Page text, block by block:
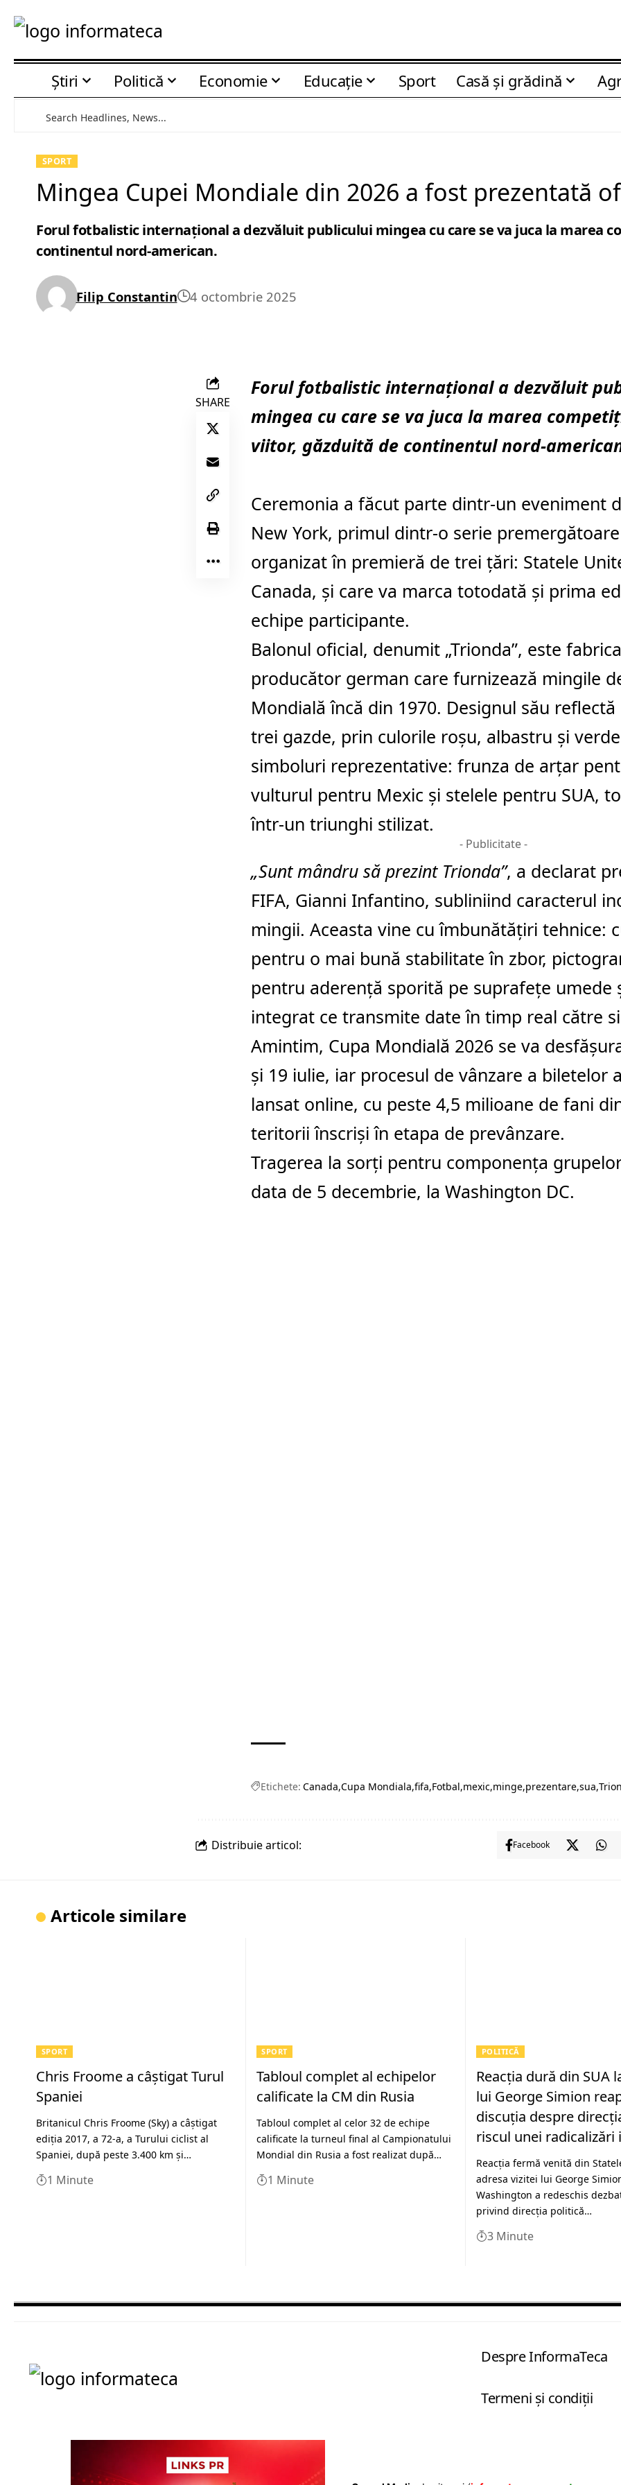
Știri Politică Economie Educaţie Sport Casă şi grădină
SPORT
Mingea Cupei Mondiale din 2026 a fost prezentată
Forul fotbalistic internațional a dezvăluit publicului mingea cu care se va juca la marea
continentul nord-american.
Filip Constantin 4 octombrie 2025
SHARE
Forul fotbalistic internațional a dezvăluit
mingea cu care se va juca la marea
viitor, găzduită de continentul nord-
Ceremonia a făcut parte dintr-un eveniment
New York, primul dintr-o serie
organizat în premieră de trei țări: Statele
Canada, și care va marca totodată și prima
echipe participante.
Balonul oficial, denumit „Trionda”, este
producător german care furnizează mingile
Mondială încă din 1970. Designul său
trei gazde, prin culorile roșu, albastru și
simboluri reprezentative: frunza de arțar
vulturul pentru Mexic și stelele pentru SUA,
într-un triunghi stilizat.
- Publicitate -
„Sunt mândru să prezint Trionda”, a declarat
FIFA, Gianni Infantino, subliniind caracterul
mingii. Aceasta vine cu îmbunătățiri tehnice:
pentru o mai bună stabilitate în zbor,
pentru aderență sporită pe suprafețe umede
integrat ce transmite date în timp real către
Amintim, Cupa Mondială 2026 se va
și 19 iulie, iar procesul de vânzare a biletelor
lansat online, cu peste 4,5 milioane de fani
teritorii înscriși în etapa de prevânzare.
Tragerea la sorți pentru componența
data de 5 decembrie, la Washington DC.
Etichete: Canada Cupa Mondiala fifa Fotbal mexic minge prezentare sua
Distribuie articol: Facebook
Articole similare
SPORT
Chris Froome a câștigat Turul
Spaniei
Britanicul Chris Froome (Sky) a câștigat
ediția 2017, a 72-a, a Turului ciclist al
Spaniei, după peste 3.400 km și…
1 Minute
SPORT
Tabloul complet al echipelor
calificate la CM din Rusia
Tabloul complet al celor 32 de echipe
calificate la turneul final al Campionatului
Mondial din Rusia a fost realizat după…
1 Minute
POLITICĂ
Reacția dură din SUA
lui George Simion
discuția despre
riscul unei radicalizări
Reacția fermă venită din
adresa vizitei lui George
Washington a redeschis
privind direcția politică…
3 Minute
Despre InformaTeca
Termeni şi condiţii